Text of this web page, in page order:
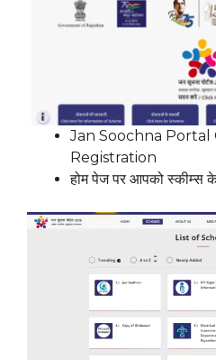
Jan Soochna Portal
Registration
होम पेज पर आपको स्कीम्स